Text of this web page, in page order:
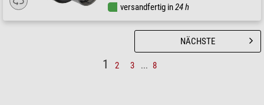
versandfertig in24 h
1 2 3 ... 8
NÄCHSTE